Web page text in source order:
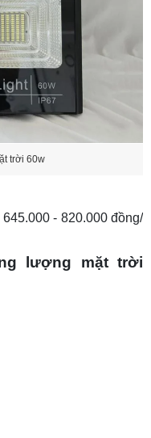
trời 60w
- 820.000 đồng/
lượng mặt trời